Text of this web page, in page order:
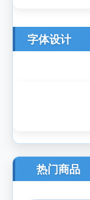
字体设计
热门商品